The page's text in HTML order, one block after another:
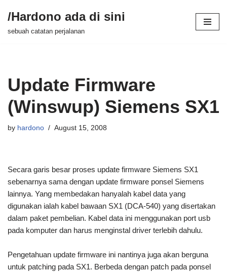
Skip
/Hardono ada di sini
sebuah catatan perjalanan
Update Firmware
(Winswup) Siemens SX1
by hardono August 15, 2008
Secara garis besar proses update firmware Siemens SX1
sebenarnya sama dengan update firmware ponsel Siemens
lainnya. Yang membedakan hanyalah kabel data yang
digunakan ialah kabel bawaan SX1 (DCA-540) yang disertakan
dalam paket pembelian. Kabel data ini menggunakan port usb
pada komputer dan harus menginstal driver terlebih dahulu.
Pengetahuan update firmware ini nantinya juga akan berguna
untuk patching pada SX1. Berbeda dengan patch pada ponsel